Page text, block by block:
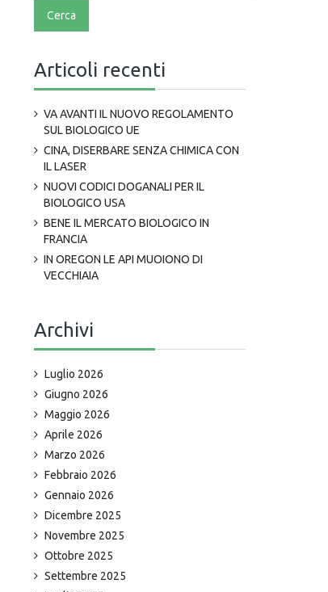
Articoli recenti
VA AVANTI IL NUOVO REGOLAMENTO
SUL BIOLOGICO UE
CINA, DISERBARE SENZA CHIMICA CON
IL LASER
NUOVI CODICI DOGANALI PER IL
BIOLOGICO USA
BENE IL MERCATO BIOLOGICO IN
FRANCIA
IN OREGON LE API MUOIONO DI
VECCHIAIA
Archivi
Luglio 2026
Giugno 2026
Maggio 2026
Aprile 2026
Marzo 2026
Febbraio 2026
Gennaio 2026
Dicembre 2025
Novembre 2025
Ottobre 2025
Settembre 2025